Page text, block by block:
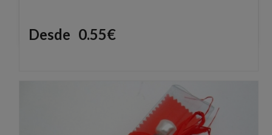
Precio
Desde 0.55€